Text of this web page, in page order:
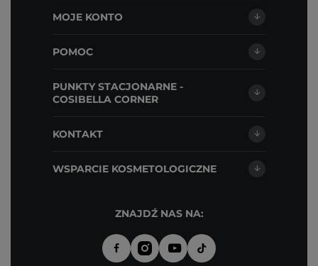
MOJE KONTO
POMOC
PUNKTY STACJONARNE -
COSIBELLA CORNER
KONTAKT
WSPARCIE KOSMETOLOGICZNE
ZNAJDŹ NAS NA: